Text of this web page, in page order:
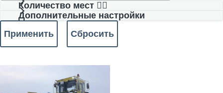
Количество мест 🧍‍♂️
Дополнительные настройки